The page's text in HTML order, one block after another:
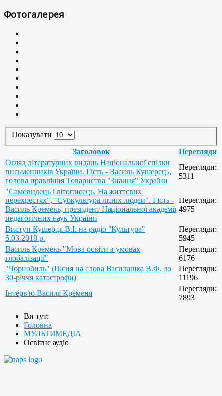
Фотогалерея
Показувати
Заголовок
Перегляди
Огляд літературних видань Національної спілки
письменників України. Гість - Василь Кушерець,
голова правління Товариства "Знання" України
Перегляди:
5311
"Самовидець і літописець. На життєвих
перехрестях", "Субкультура літніх людей". Гість -
Василь Кремень, президент Національної академії
педагогічних наук України
Перегляди:
4975
Виступ Кушерця В.І. на радіо "Культура"
5.03.2018 р.
Перегляди:
5945
Василь Кремень "Мова освіти в умовах
глобалізації"
Перегляди:
6176
"Чорнобиль" (Пісня на слова Василашка В.Ф. до
30-річчя катастрофи)
Перегляди:
11196
Інтерв'ю Василя Кременя
Перегляди:
7893
Ви тут:
Головна
МУЛЬТИМЕДІА
Освітнє аудіо